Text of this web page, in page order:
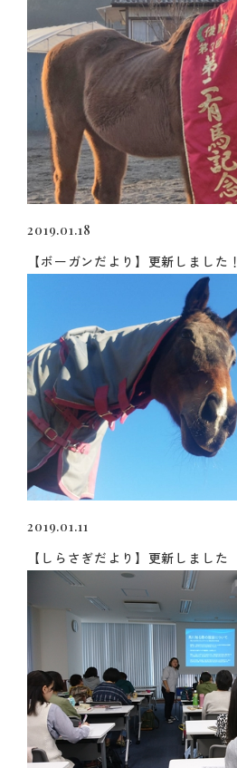
2019.01.18
【ボーガンだより】更新しました！
2019.01.11
【しらさぎだより】更新しました